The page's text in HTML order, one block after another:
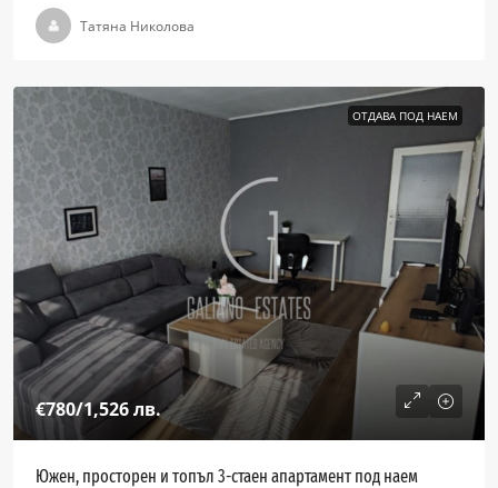
Татяна Николова
ОТДАВА ПОД НАЕМ
€780/1,526 лв.
Южен, просторен и топъл 3-стаен апартамент под наем